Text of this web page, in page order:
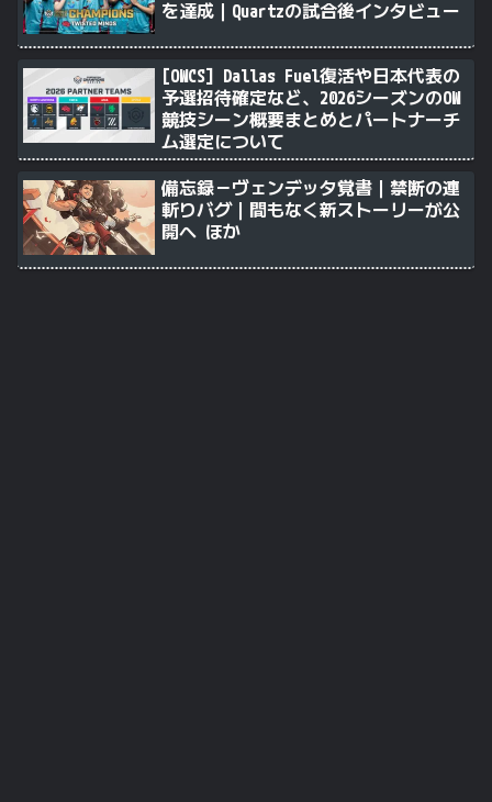
を達成｜Quartzの試合後インタビュー
[OWCS] Dallas Fuel復活や日本代表の
予選招待確定など、2026シーズンのOW
競技シーン概要まとめとパートナーチ
ム選定について
備忘録－ヴェンデッタ覚書｜禁断の連
斬りバグ｜間もなく新ストーリーが公
開へ ほか